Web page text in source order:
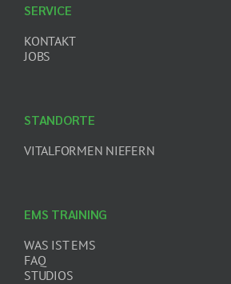
EMS TRAINING
WAS IST EMS
FAQ
STUDIOS
SERVICE
KONTAKT
JOBS
STANDORTE
VITALFORMEN NIEFERN